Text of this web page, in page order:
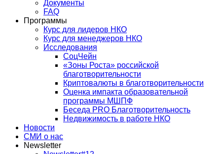
Документы
FAQ
Программы
Курс для лидеров НКО
Курс для менеджеров НКО
Исследования
СоцЧейн
«Зоны Роста» российской
благотворительности
Криптовалюты в благотворительности
Оценка импакта образовательной
программы МШПФ
Беседа PRO Благотворительность
Недвижимость в работе НКО
Новости
СМИ о нас
Newsletter